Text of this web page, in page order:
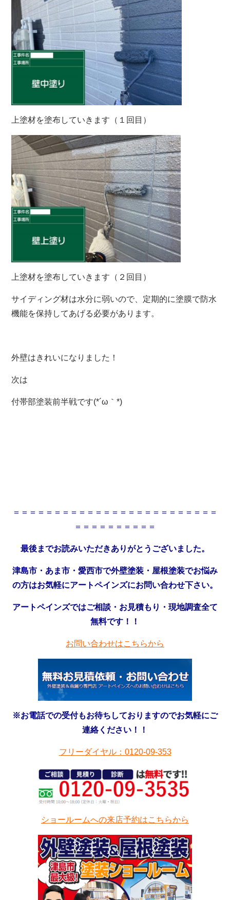
上塗材を塗布していきます（１回目）
上塗材を塗布していきます（２回目）
サイディング材は水分に弱いので、定期的に塗膜で防水
機能を保持してあげる必要があります。
外壁はきれいになりました！
次は
付帯部塗装前半戦です(*´ω｀*)
＝＝＝＝＝＝＝＝＝＝＝＝＝＝＝＝＝＝＝＝＝＝＝＝＝
＝＝＝＝＝＝＝＝＝＝
最後までお読みいただきありがとうございました。
津島市・あま市・愛西市で外壁塗装・屋根塗装でお悩み
の方はお気軽にアートペインズにお問い合わせ下さい。
アートペインズではご相談・お見積もり・現地調査全て
無料です！！
お問い合わせはこちらから
※お電話での受付もお待ちしておりますのでお気軽にご
連絡ください！！
フリーダイヤル：0120-09-353
ショールームへの来店予約はこちらから